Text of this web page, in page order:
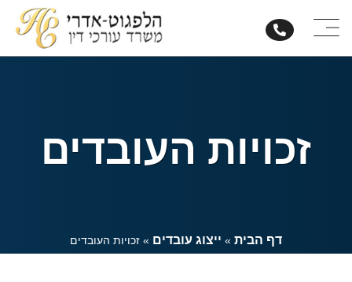
זכויות העובדים
דף הבית » ייצוג עובדים » זכויות העובדים